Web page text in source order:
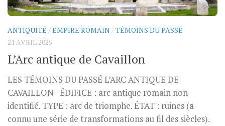
ANTIQUITÉ /EMPIRE ROMAIN /TÉMOINS DU PASSÉ
21 AVRIL 2025
L’Arc antique de Cavaillon
LES TÉMOINS DU PASSÉ L’ARC ANTIQUE DE
CAVAILLON ÉDIFICE : arc antique romain non
identifié. TYPE : arc de triomphe. ÉTAT : ruines (a
connu une série de transformations au fil des siècles).